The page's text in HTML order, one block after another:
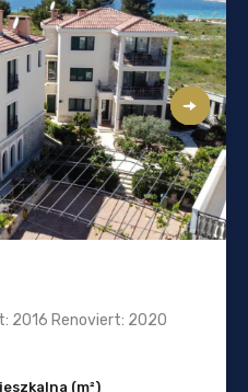
2016 Renoviert: 2020
(m²)